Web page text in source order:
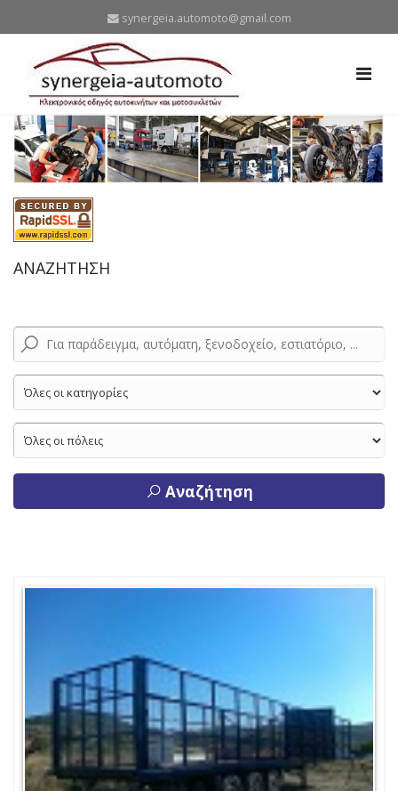
synergeia.automoto@gmail.com
ΑΝΑΖΗΤΗΣΗ
Αναζήτηση